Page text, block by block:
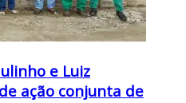
e Luiz
ação conjunta de